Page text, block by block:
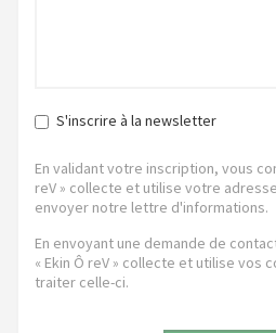
S'inscrire à la newsletter
En validant votre inscription, vous
reV » collecte et utilise votre
envoyer notre lettre d'informations.
En envoyant une demande de
« Ekin Ô reV » collecte et utilise vos
traiter celle-ci.